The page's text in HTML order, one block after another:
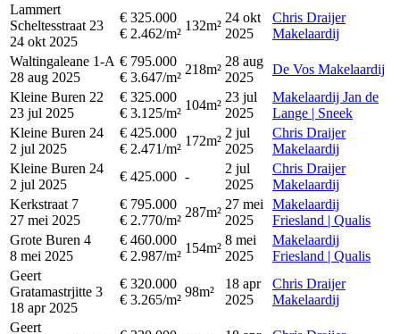
Lammert
Scheltesstraat 23
24 okt 2025
€ 325.000
€ 2.462/m²
132m²
24 okt
2025
Chris Draijer
Makelaardij
Waltingaleane 1-A
28 aug 2025
€ 795.000
€ 3.647/m²
218m²
28 aug
2025
De Vos Makelaardij
Kleine Buren 22
23 jul 2025
€ 325.000
€ 3.125/m²
104m²
23 jul
2025
Makelaardij Jan de
Lange | Sneek
Kleine Buren 24
2 jul 2025
€ 425.000
€ 2.471/m²
172m²
2 jul
2025
Chris Draijer
Makelaardij
Kleine Buren 24
2 jul 2025
€ 425.000 -
2 jul
2025
Chris Draijer
Makelaardij
Kerkstraat 7
27 mei 2025
€ 795.000
€ 2.770/m²
287m²
27 mei
2025
Makelaardij
Friesland | Qualis
Grote Buren 4
8 mei 2025
€ 460.000
€ 2.987/m²
154m²
8 mei
2025
Makelaardij
Friesland | Qualis
Geert
Gratamastrjitte 3
18 apr 2025
€ 320.000
€ 3.265/m²
98m²
18 apr
2025
Chris Draijer
Makelaardij
Geert